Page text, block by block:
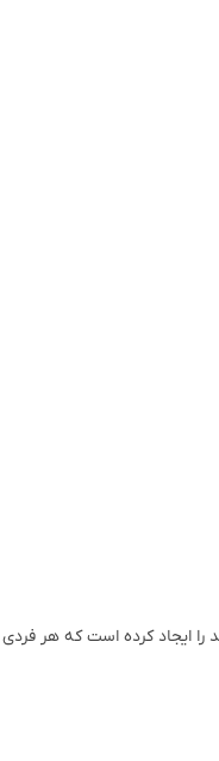
را ایجاد کرده است که هر